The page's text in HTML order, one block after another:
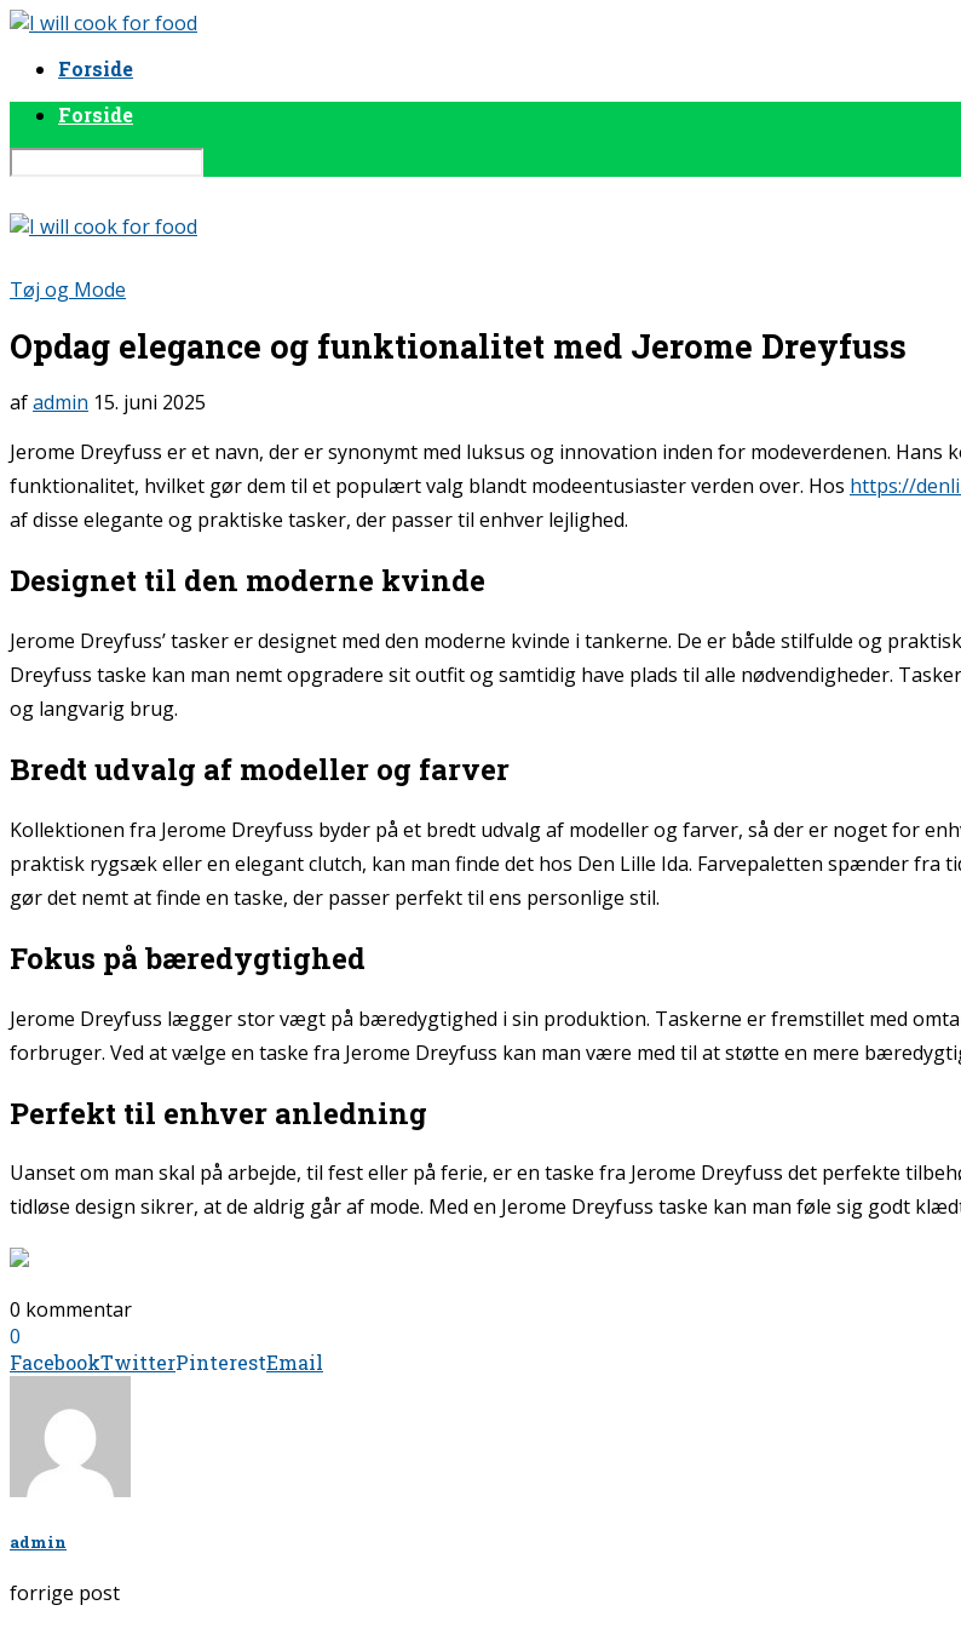
Forside
Forside
Tøj og Mode
Opdag elegance og funktionalitet med Jerome Dreyfuss
afadmin 15. juni 2025
Jerome Dreyfuss er et navn, der er synonymt med luksus og innovation inden for modeverdenen.
funktionalitet, hvilket gør dem til et populært valg blandt modeentusiaster verden over. Hos https://
af disse elegante og praktiske tasker, der passer til enhver lejlighed.
Designet til den moderne kvinde
Jerome Dreyfuss’ tasker er designet med den moderne kvinde i tankerne. De er både stilfulde og
Dreyfuss taske kan man nemt opgradere sit outfit og samtidig have plads til alle nødvendigheder.
og langvarig brug.
Bredt udvalg af modeller og farver
Kollektionen fra Jerome Dreyfuss byder på et bredt udvalg af modeller og farver, så der er noget for
praktisk rygsæk eller en elegant clutch, kan man finde det hos Den Lille Ida. Farvepaletten spænder
gør det nemt at finde en taske, der passer perfekt til ens personlige stil.
Fokus på bæredygtighed
Jerome Dreyfuss lægger stor vægt på bæredygtighed i sin produktion. Taskerne er fremstillet med
forbruger. Ved at vælge en taske fra Jerome Dreyfuss kan man være med til at støtte en mere
Perfekt til enhver anledning
Uanset om man skal på arbejde, til fest eller på ferie, er en taske fra Jerome Dreyfuss det perfekte
tidløse design sikrer, at de aldrig går af mode. Med en Jerome Dreyfuss taske kan man føle sig godt
0 kommentar
0
FacebookTwitterPinterestEmail
admin
forrige post